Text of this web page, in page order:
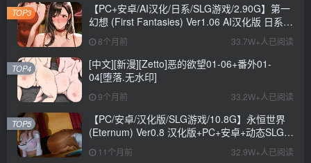
【PC+安卓/AI汉化/日系/SLG游戏/2.90G】第一
幻想 (First Fantasies) Ver1.06 AI汉化版 日系
SLG游戏+2.90G
8个月前 33.7W+人已阅读
TOP3
[中文][新漫][Zetto]恶的欲望01-06+番外01-
04[堕落.无水印]
9个月前 33.2W+人已阅读
TOP4
【PC/安卓/汉化版/SLG游戏/10.8G】永恒世界
(Eternum) Ver0.8 汉化版+PC+安卓+动态SLG游
戏+10.8G
11个月前 32.9W+人已阅读
TOP5